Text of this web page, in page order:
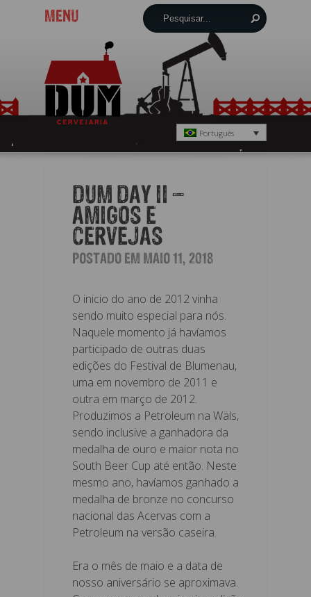
MENU
Português
DUM DAY II –
AMIGOS E
CERVEJAS
POSTADO EM MAIO 11, 2018
O inicio do ano de 2012 vinha
sendo muito especial para nós.
Naquele momento já havíamos
participado de outras duas
edições do Festival de Blumenau,
uma em novembro de 2011 e
outra em março de 2012.
Produzimos a Petroleum na Wäls,
sendo inclusive a ganhadora da
medalha de ouro e maior nota no
South Beer Cup até então. Neste
mesmo ano, havíamos ganhado a
medalha de bronze no concurso
nacional das Acervas com a
Petroleum na versão caseira.
Era o mês de maio e a data de
nosso aniversário se aproximava.